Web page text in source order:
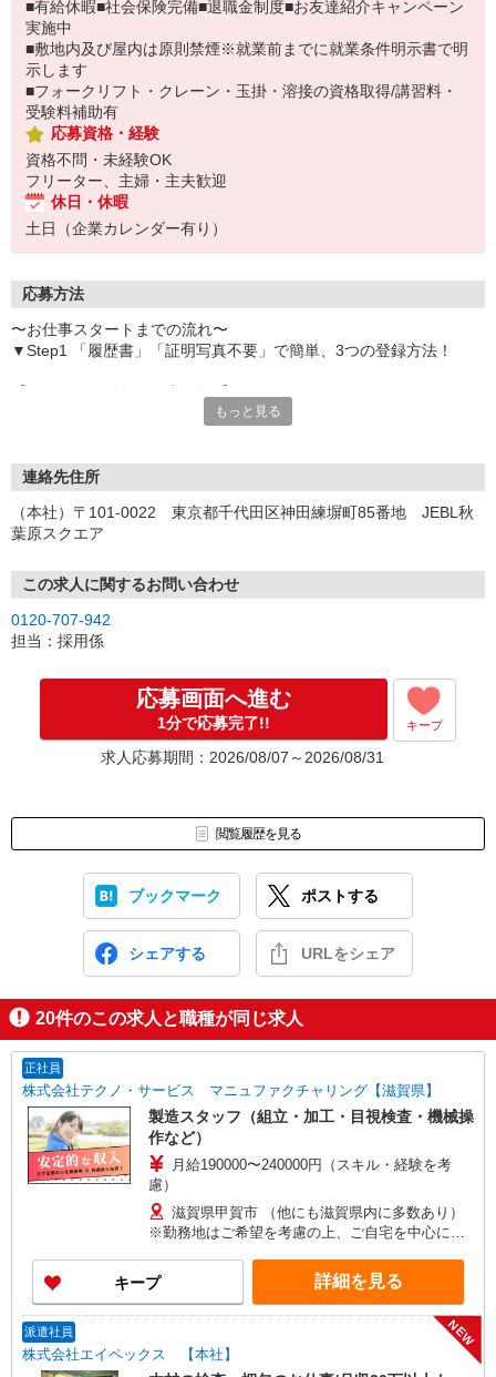
■有給休暇■社会保険完備■退職金制度■お友達紹介キャンペーン
実施中
■敷地内及び屋内は原則禁煙※就業前までに就業条件明示書で明
示します
■フォークリフト・クレーン・玉掛・溶接の資格取得/講習料・
受験料補助有
応募資格・経験
資格不問・未経験OK
フリーター、主婦・主夫歓迎
休日・休暇
土日（企業カレンダー有り）
応募方法
〜お仕事スタートまでの流れ〜
▼Step1 「履歴書」「証明写真不要」で簡単、3つの登録方法！
いつでも好きな時間に登録OK
受付時間/平日9:00〜19:00
【来場登録（目安1時間30分）】
▼Step2 全国にあるお仕事の中から、あなたにピッタリのお仕事を
ご案内
▼Step3 就業前に職場見学で気になる事はしっかりチェック！
応募⇒最短で2日後からの勤務も可能です！
もっと見る
連絡先住所
（本社）〒101-0022 東京都千代田区神田練塀町85番地 JEBL秋
葉原スクエア
この求人に関するお問い合わせ
0120-707-942
担当：採用係
応募画面へ進む
1分で応募完了!! キープ
求人応募期間：2026/08/07～2026/08/31
閲覧履歴を見る
ブックマーク ポストする
シェアする URLをシェア
20件のこの求人と職種が同じ求人
正社員
株式会社テクノ・サービス マニュファクチャリング【滋賀県】
製造スタッフ（組立・加工・目視検査・機械操
作など）
月給190000〜240000円（スキル・経験を考
慮）
滋賀県甲賀市 （他にも滋賀県内に多数あり）
※勤務地はご希望を考慮の上、ご自宅を中心に通
し）
キープ 詳細を見る
派遣社員
株式会社エイペックス 【本社】
NEW